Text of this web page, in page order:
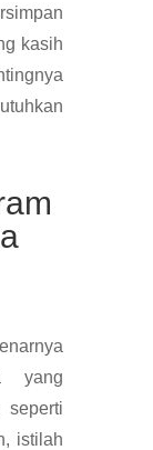
kasih
yang
seperti
istilah